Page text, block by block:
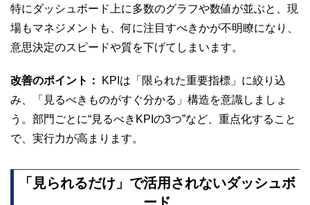
特にダッシュボード上に多数のグラフや数値が並ぶと、現
場もマネジメントも、何に注目すべきかが不明瞭になり、
意思決定のスピードや質を下げてしまいます。
改善のポイント：
KPIは「限られた重要指標」に絞り込
み、「見るべきものがすぐ分かる」構造を意識しましょ
う。部門ごとに“見るべきKPIの3つ”など、重点化すること
で、実行力が高まります。
「見られるだけ」で活用されないダッシュボ